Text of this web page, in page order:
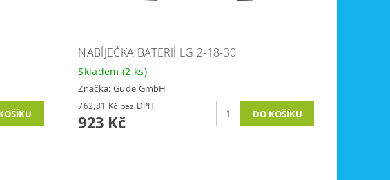
NABÍJEČKA BATERIÍ LG 2-18-30
Skladem (2 ks)
Značka: Güde GmbH
762,81 Kč bez DPH
923 Kč